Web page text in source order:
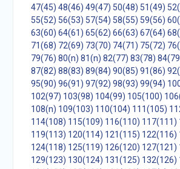
47(45) 48(46) 49(47) 50(48) 51(49)
55(52) 56(53) 57(54) 58(55) 59(56)
63(60) 64(61) 65(62) 66(63) 67(64)
71(68) 72(69) 73(70) 74(71) 75(72)
79(76) 80(n) 81(n) 82(77) 83(78)
87(82) 88(83) 89(84) 90(85) 91(86)
95(90) 96(91) 97(92) 98(93) 99(94)
102(97) 103(98) 104(99) 105(100)
108(n) 109(103) 110(104) 111(105)
114(108) 115(109) 116(110) 117(111)
119(113) 120(114) 121(115) 122(116)
124(118) 125(119) 126(120) 127(121)
129(123) 130(124) 131(125) 132(126)